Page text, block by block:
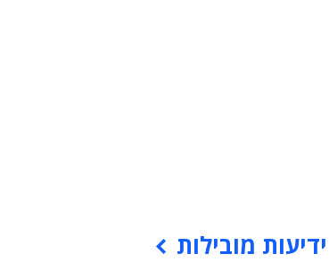
ידיעות מובילות